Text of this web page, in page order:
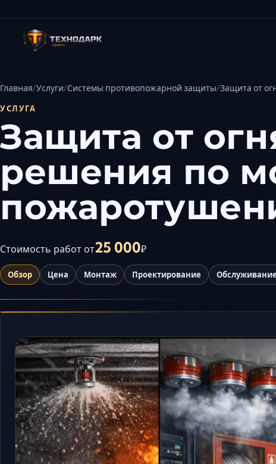
Главная Услуги Системы противопожарной защиты Защита от
УСЛУГА
Защита от
решения по
Стоимость работ от25 000₽
Обзор Цена Монтаж Проектирование Обслуживание